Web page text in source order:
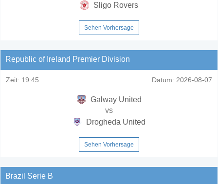
Sligo Rovers
Sehen Vorhersage
Republic of Ireland Premier Division
Zeit: 19:45 Datum: 2026-08-07
Galway United
vs
Drogheda United
Sehen Vorhersage
Brazil Serie B